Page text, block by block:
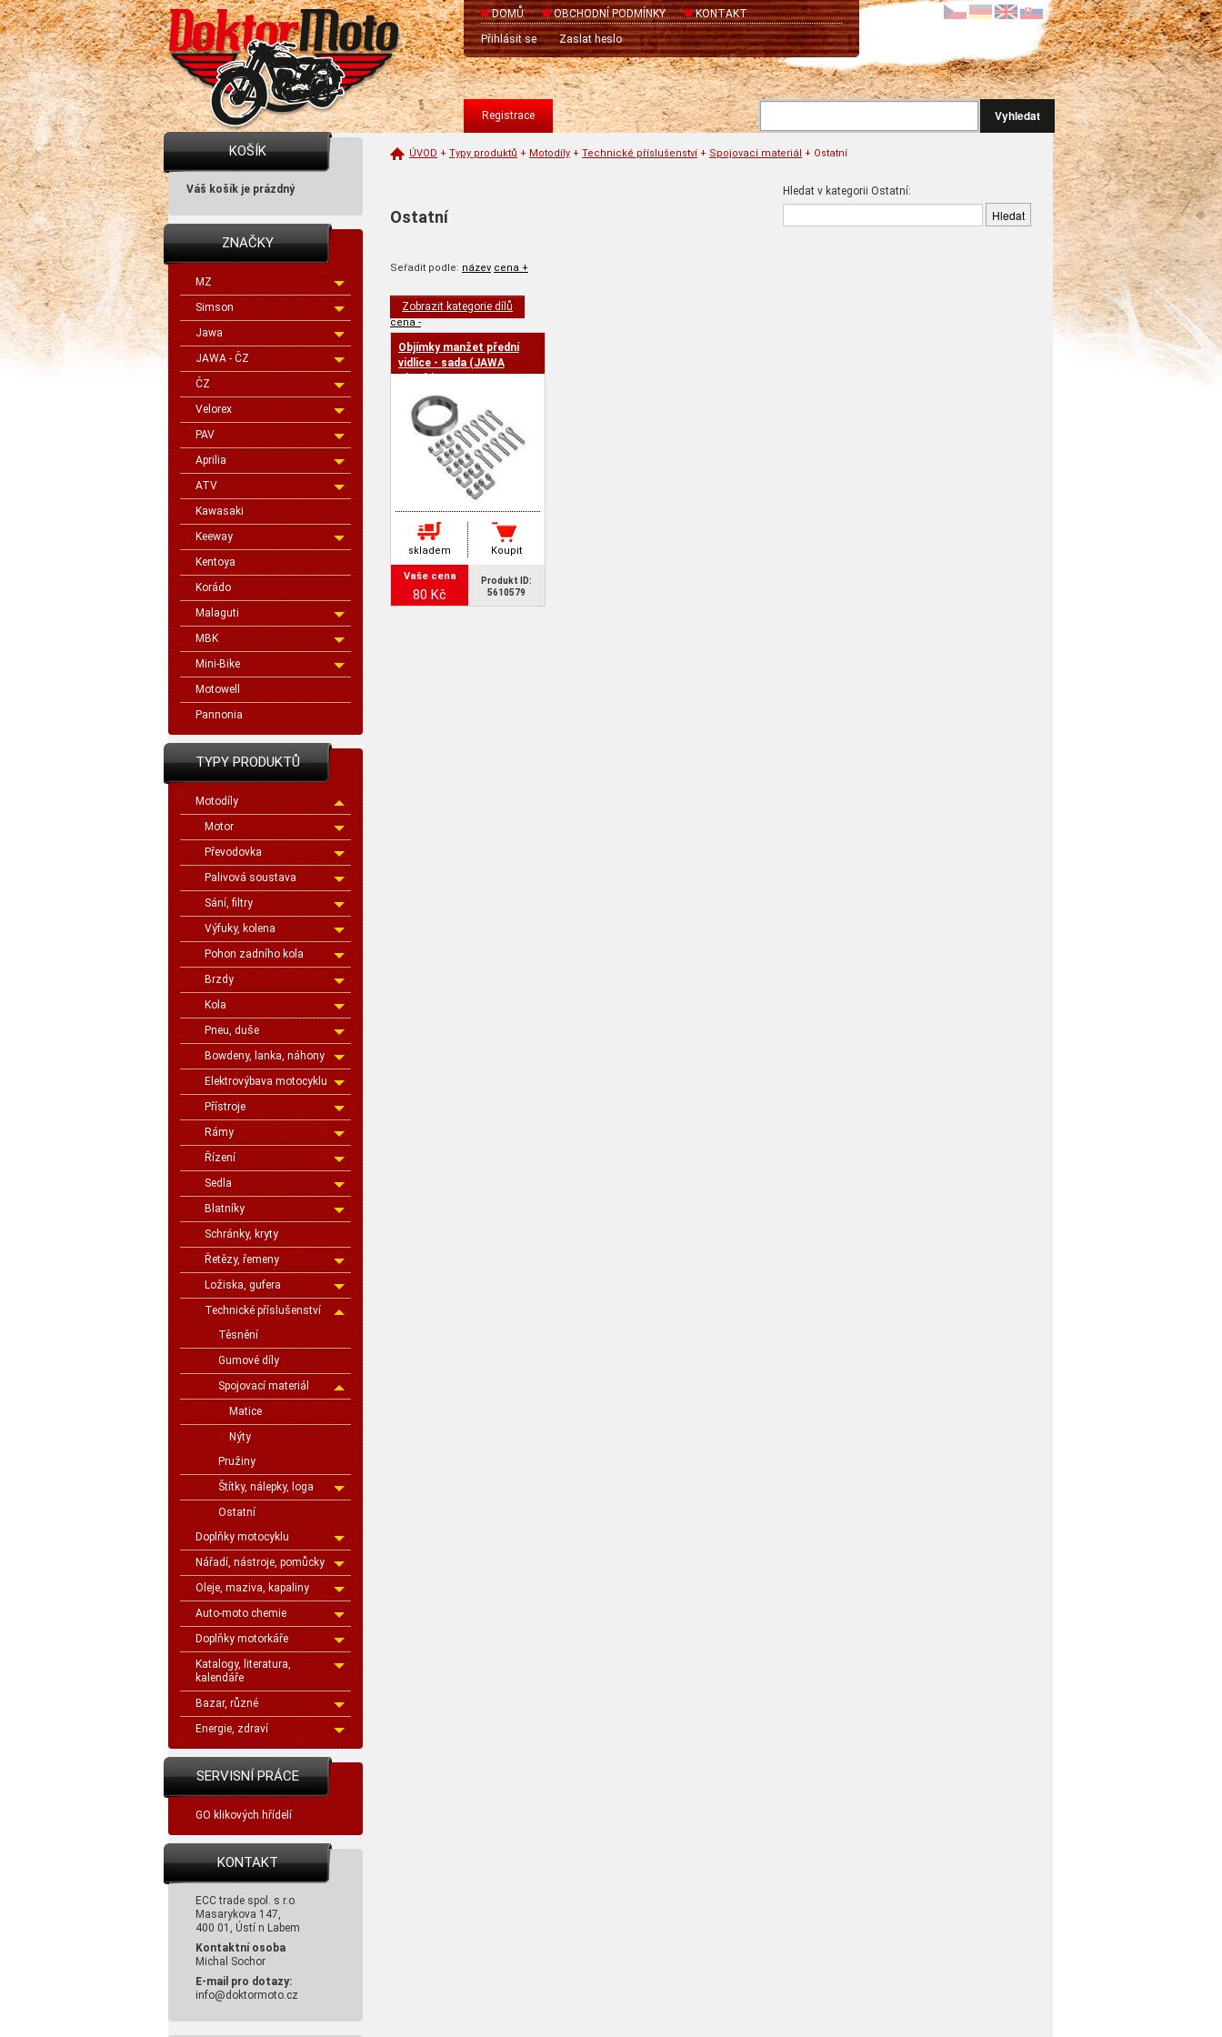
DOMŮ OBCHODNÍ PODMÍNKY
KONTAKT
Přihlásit se
Zaslat heslo
Vyhledat
Registrace
KOŠÍK
Váš košík je prázdný
ZNAČKY
MZ
Simson
Jawa
JAWA - ČZ
ČZ
Velorex
PAV
Aprilia
ATV
Kawasaki
Keeway
Kentoya
Korádo
Malaguti
MBK
Mini-Bike
Motowell
Pannonia
TYPY PRODUKTŮ
Motodíly
Motor
Převodovka
Palivová soustava
Sání, filtry
Výfuky, kolena
Pohon zadního kola
Brzdy
Kola
Pneu, duše
Bowdeny, lanka, náhony
Elektrovýbava motocyklu
Přístroje
Rámy
Řízení
Sedla
Blatníky
Schránky, kryty
Řetězy, řemeny
Ložiska, gufera
Technické příslušenství
Těsnění
Gumové díly
Spojovací materiál
Matice
Nýty
Pružiny
Štítky, nálepky, loga
Ostatní
Doplňky motocyklu
Nářadí, nástroje, pomůcky
Oleje, maziva, kapaliny
Auto-moto chemie
Doplňky motorkáře
Katalogy, literatura,
kalendáře
Bazar, různé
Energie, zdraví
SERVISNÍ PRÁCE
GO klikových hřídelí
KONTAKT
ECC trade spol. s r.o.
Masarykova 147,
400 01, Ústí n Labem
Kontaktní osoba
Michal Sochor
E-mail pro dotazy:
info@doktormoto.cz
ÚVOD + Typy produktů + Motodíly + Technické příslušenství + Spojovací materiál + Ostatní
Hledat v kategorii Ostatní:
Ostatní
Seřadit podle: název cena +
cena -
Zobrazit kategorie dílů
Objímky manžet přední
vidlice - sada (JAWA
skladem Koupit
Vaše cena
80 Kč
Produkt ID:
5610579